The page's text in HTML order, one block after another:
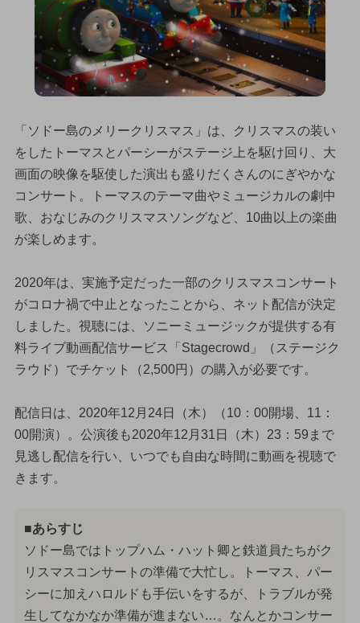
「ソドー島のメリークリスマス」は、クリスマスの装い
をしたトーマスとパーシーがステージ上を駆け回り、大
画面の映像を駆使した演出も盛りだくさんのにぎやかな
コンサート。トーマスのテーマ曲やミュージカルの劇中
歌、おなじみのクリスマスソングなど、10曲以上の楽曲
が楽しめます。
2020年は、実施予定だった一部のクリスマスコンサート
がコロナ禍で中止となったことから、ネット配信が決定
しました。視聴には、ソニーミュージックが提供する有
料ライブ動画配信サービス「Stagecrowd」（ステージク
ラウド）でチケット（2,500円）の購入が必要です。
配信日は、2020年12月24日（木）（10：00開場、11：
00開演）。公演後も2020年12月31日（木）23：59まで
見逃し配信を行い、いつでも自由な時間に動画を視聴で
きます。
■あらすじ
ソドー島ではトップハム・ハット卿と鉄道員たちがク
リスマスコンサートの準備で大忙し。トーマス、パー
シーに加えハロルドも手伝いをするが、トラブルが発
生してなかなか準備が進まない…。なんとかコンサー